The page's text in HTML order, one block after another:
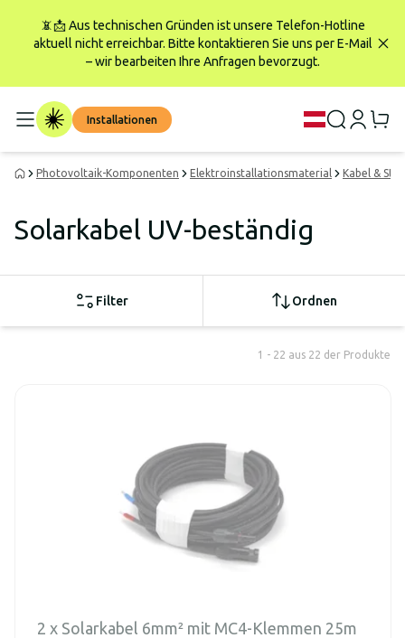
📵📩 Aus technischen Gründen ist unsere Telefon-Hotline
aktuell nicht erreichbar. Bitte kontaktieren Sie uns per E-Mail
– wir bearbeiten Ihre Anfragen bevorzugt.
Installationen
Photovoltaik-Komponenten Elektroinstallationsmaterial Kabel &
Solarkabel UV-beständig
Filter Ordnen
1 - 22 aus 22 der Produkte
2 x Solarkabel 6mm² mit MC4-Klemmen 25m